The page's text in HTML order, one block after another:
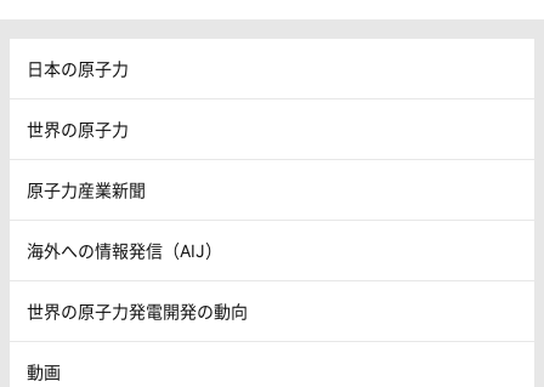
日本の原子力
世界の原子力
原子力産業新聞
海外への情報発信（AIJ）
世界の原子力発電開発の動向
動画